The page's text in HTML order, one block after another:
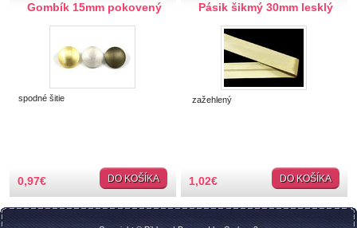
Pásik šikmý, záčistka
Chránitko nohavicové
Hadovka, zúbkovka
Borty štrasové, plastové
Gombík 15mm pokovený
spodné šitie
0,97€ DO KOŠÍKA
Pásik šikmý 30mm lesklý
zažehlený
1,02€ DO KOŠÍKA